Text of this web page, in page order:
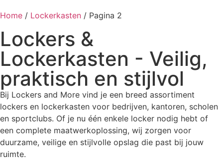
Home / Lockerkasten / Pagina 2
Lockers &
Lockerkasten - Veilig,
praktisch en stijlvol
Bij Lockers and More vind je een breed assortiment
lockers en lockerkasten voor bedrijven, kantoren, scholen
en sportclubs. Of je nu één enkele locker nodig hebt of
een complete maatwerkoplossing, wij zorgen voor
duurzame, veilige en stijlvolle opslag die past bij jouw
ruimte.